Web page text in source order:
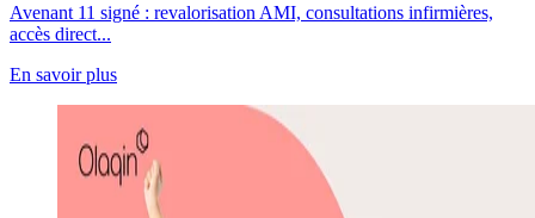
Avenant 11 signé : revalorisation AMI, consultations infirmières,
accès direct...
En savoir plus